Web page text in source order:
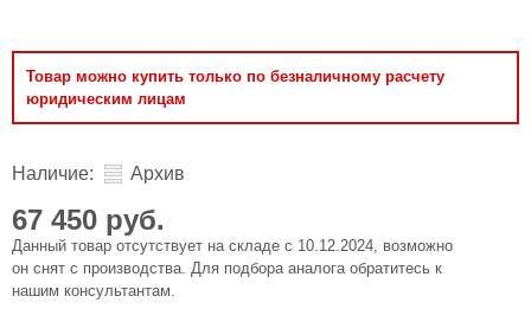
Товар можно купить только по безналичному расчету
юридическим лицам
Наличие: Архив
67 450 руб.
Данный товар отсутствует на складе с 10.12.2024, возможно
он снят с производства. Для подбора аналога обратитесь к
нашим консультантам.